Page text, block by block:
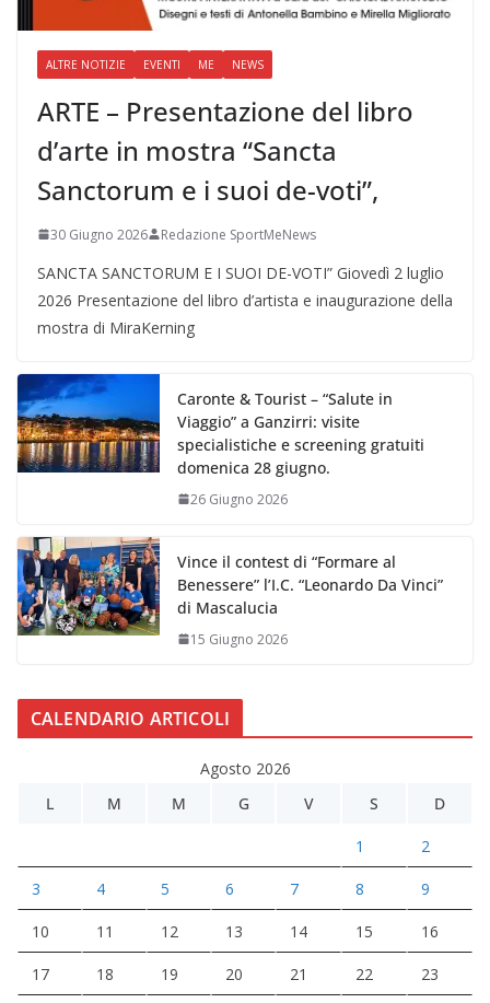
ALTRE NOTIZIE EVENTI ME NEWS
ARTE – Presentazione del libro
d’arte in mostra “Sancta
Sanctorum e i suoi de-voti”,
30 Giugno 2026 Redazione SportMeNews
SANCTA SANCTORUM E I SUOI DE-VOTI” Giovedì 2 luglio
2026 Presentazione del libro d’artista e inaugurazione della
mostra di MiraKerning
Caronte & Tourist – “Salute in
Viaggio” a Ganzirri: visite
specialistiche e screening gratuiti
domenica 28 giugno.
26 Giugno 2026
Vince il contest di “Formare al
Benessere” l’I.C. “Leonardo Da Vinci”
di Mascalucia
15 Giugno 2026
CALENDARIO ARTICOLI
Agosto 2026
L
M M G V S D
1 2
3 4 5 6 7 8 9
10 11 12 13 14 15 16
17 18 19 20 21 22 23